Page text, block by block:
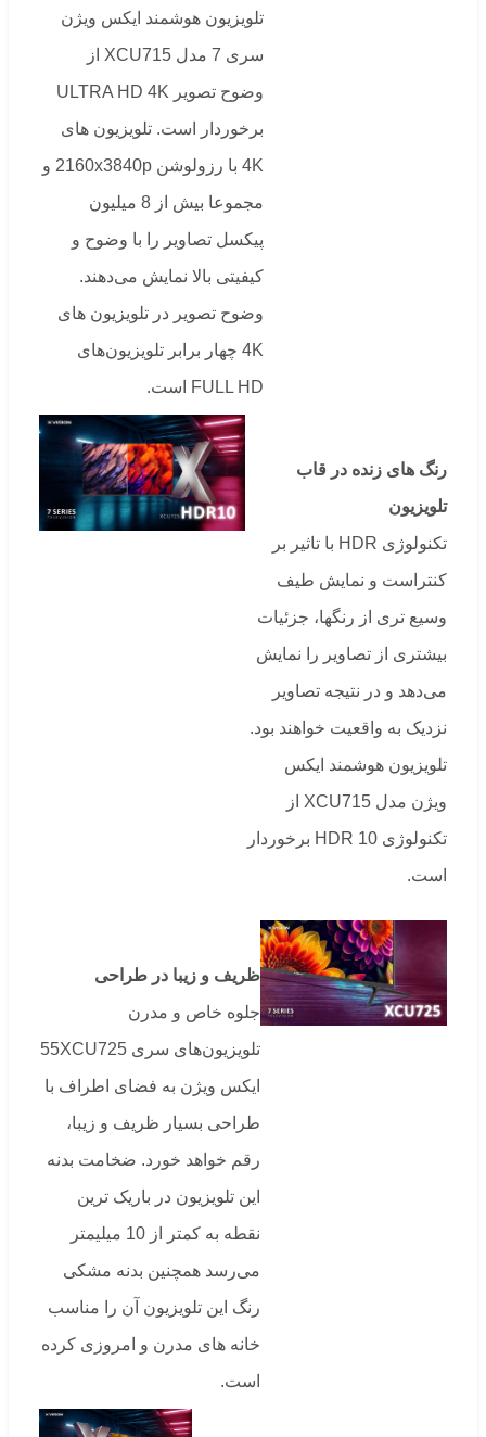
تلویزیون هوشمند ایکس ویژن
سری 7 مدل XCU715 از
وضوح تصویر ULTRA HD 4K
برخوردار است. تلویزیون های
4K با رزولوشن 2160x3840p و
مجموعا بیش از 8 میلیون
پیکسل تصاویر را با وضوح و
کیفیتی بالا نمایش می‌دهند.
وضوح تصویر در تلویزیون های
4K چهار برابر تلویزیون‌های
FULL HD است.
رنگ های زنده در قاب
تلویزیون
تکنولوژی HDR با تاثیر بر
کنتراست و نمایش طیف
وسیع تری از رنگها، جزئیات
بیشتری از تصاویر را نمایش
می‌دهد و در نتیجه تصاویر
نزدیک به واقعیت خواهند بود.
تلویزیون هوشمند ایکس
ویژن مدل XCU715 از
تکنولوژی 10 HDR برخوردار
است.
ظریف و زیبا در طراحی
جلوه خاص و مدرن
تلویزیون‌های سری 55XCU725
ایکس ویژن به فضای اطراف با
طراحی بسیار ظریف و زیبا،
رقم خواهد خورد. ضخامت بدنه
این تلویزیون در باریک ترین
نقطه به کمتر از 10 میلیمتر
می‌رسد همچنین بدنه مشکی
رنگ این تلویزیون آن را مناسب
خانه های مدرن و امروزی کرده
است.